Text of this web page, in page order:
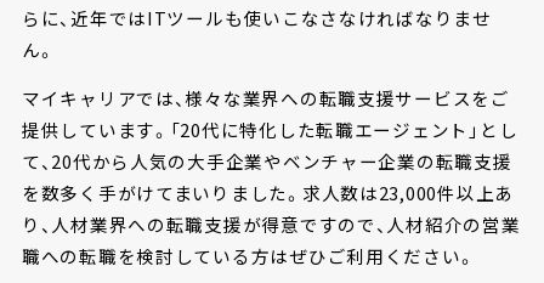
らに、近年ではITツールも使いこなさなければなりませ
ん。
マイキャリアでは、様々な業界への転職支援サービスをご
提供しています。「20代に特化した転職エージェント」とし
て、20代から人気の大手企業やベンチャー企業の転職支援
を数多く手がけてまいりました。求人数は23,000件以上あ
り、人材業界への転職支援が得意ですので、人材紹介の営業
職への転職を検討している方はぜひご利用ください。